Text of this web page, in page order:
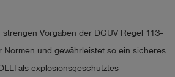
Vorgaben der DGUV Regel 113-
und gewährleistet so ein sicheres
als explosionsgeschütztes